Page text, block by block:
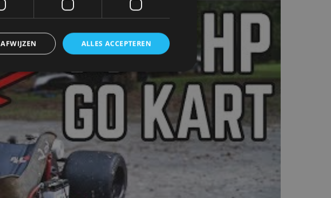
ALLES ACCEPTEREN
Functioneel Niet-geclassificeerd
website mogelijk, zoals gebruikersaanmelding en
de strikt noodzakelijke cookies.
cookie wordt gebruikt door de CloudFlare-service om
webverkeer te identificeren en alle
op basis van het IP-adres van de bezoeker
Het is essentieel voor het ondersteunen van de
van een website functies en in het bieden van
tegen kwaadaardige bezoekers.